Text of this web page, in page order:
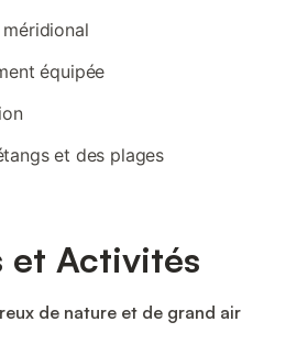
équipée
et des plages
et Activités
de nature et de grand air